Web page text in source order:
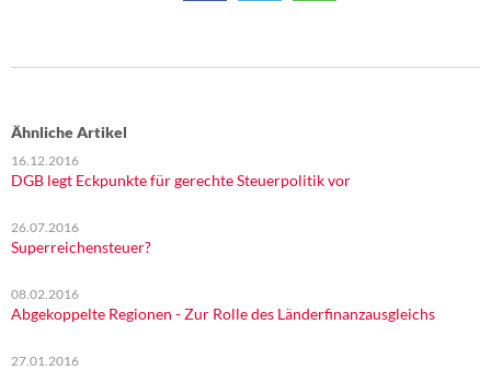
Über mich
Kontakt
Ähnliche Artikel
16.12.2016
DGB legt Eckpunkte für gerechte Steuerpolitik vor
26.07.2016
Superreichensteuer?
08.02.2016
Abgekoppelte Regionen - Zur Rolle des Länderfinanzausgleichs
27.01.2016